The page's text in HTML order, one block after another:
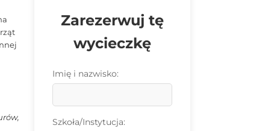
Zarezerwuj tę
wycieczkę
Imię i nazwisko:
Szkoła/Instytucja: